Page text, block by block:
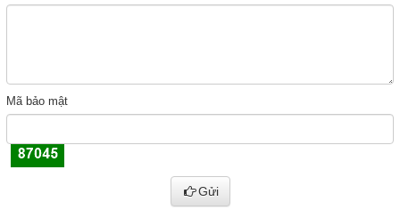
Mã bảo mật
Gửi